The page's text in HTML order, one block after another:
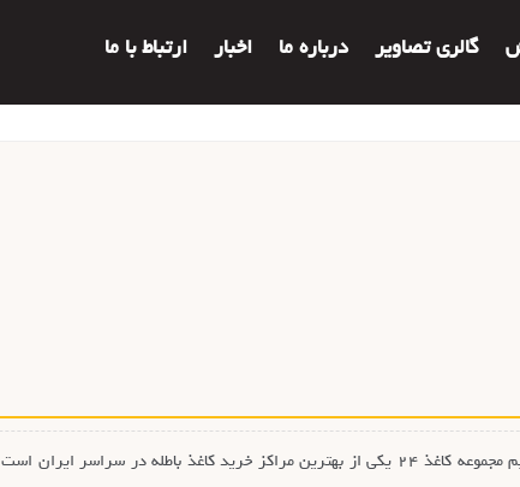
گالری تصاویر درباره ما اخبار ارتباط با ما
خریدار کاغذ باطله در محل یا بهتر است بگوییم مجموعه کاغذ ۲۴ یکی از بهترین مراکز